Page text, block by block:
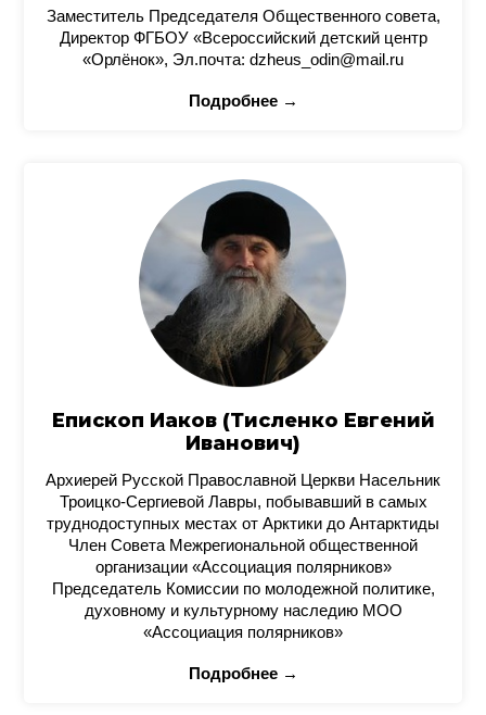
Заместитель Председателя Общественного совета,
Директор ФГБОУ «Всероссийский детский центр
«Орлёнок», Эл.почта: dzheus_odin@mail.ru
Подробнее →
Епископ Иаков (Тисленко Евгений
Иванович)
Архиерей Русской Православной Церкви Насельник
Троицко-Сергиевой Лавры, побывавший в самых
труднодоступных местах от Арктики до Антарктиды
Член Совета Межрегиональной общественной
организации «Ассоциация полярников»
Председатель Комиссии по молодежной политике,
духовному и культурному наследию МОО
«Ассоциация полярников»
Подробнее →